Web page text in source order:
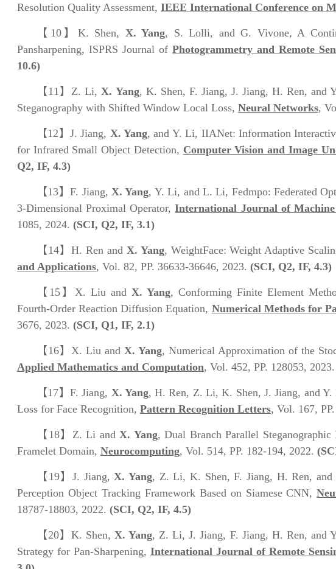
Resolution Quality Assessment, IEEE International Conference on
【10】 K. Shen, X. Yang, S. Lolli, and G. Vivone, A
Pansharpening, ISPRS Journal ofPhotogrammetry and Remote
10.6)
【11】 Z. Li,X. Yang, K. Shen, F. Jiang, J. Jiang, H. Ren, and
Steganography with Shifted Window Local Loss, Neural Networks,
【12】J. Jiang, X. Yang, and Y. Li, IIANet: Information
for Infrared Small Object Detection, Computer Vision and Image
Q2, IF, 4.3)
【13】F. Jiang, X. Yang, Y. Li, and L. Li, Fedmpo: Federated
3-Dimensional Proximal Operator,International Journal of
1085, 2024. (SCI, Q2, IF, 3.1)
【14】 H. Ren and X. Yang, WeightFace: Weight Adaptive
and Applications, Vol. 82, PP. 36633-36646, 2023. (SCI, Q2, IF, 4.3)
【15】 X. Liu and X. Yang, Conforming Finite Element
Fourth-Order Reaction Diffusion Equation, Numerical Methods for
3676, 2023. (SCI, Q1, IF, 2.1)
【16】 X. Liu and X. Yang, Numerical Approximation of the
Applied Mathematics and Computation, Vol. 452, PP. 128053, 2023.
【17】 F. Jiang, X. Yang, H. Ren, Z. Li, K. Shen, J. Jiang, and
Loss for Face Recognition, Pattern Recognition Letters, Vol. 167,
【18】 Z. Li andX. Yang, Dual Branch Parallel
Framelet Domain, Neurocomputing, Vol. 514, PP. 182-194, 2022.
【19】 J. Jiang,X. Yang, Z. Li, K. Shen, F. Jiang, H. Ren,
Perception Object Tracking Framework Based on Siamese CNN,
18787-18803, 2022. (SCI, Q2, IF, 4.5)
【20】K. Shen,X. Yang, Z. Li, J. Jiang, F. Jiang, H. Ren, and
Strategy for Pan-Sharpening, International Journal of Remote